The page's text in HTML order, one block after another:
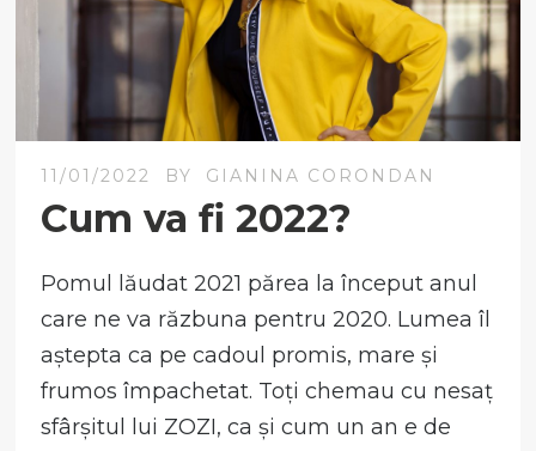
11/01/2022 BY GIANINA CORONDAN
Cum va fi 2022?
Pomul lăudat 2021 părea la început anul
care ne va răzbuna pentru 2020. Lumea îl
aștepta ca pe cadoul promis, mare și
frumos împachetat. Toți chemau cu nesaț
sfârșitul lui ZOZI, ca și cum un an e de